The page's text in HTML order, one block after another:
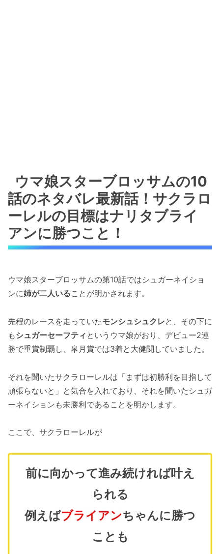
ウマ娘スターブロッサムの10
話のネタバレ最新話！サクラロ
ーレルの目標はナリタブライ
アンに勝つこと！
ウマ娘スターブロッサムの第10話ではシュガーネイショ
ンに姉が二人いることが明かされます。
先程のレースを走っていたモンシュシュクレと、その下に
もシュガーセーフティ というウマ娘がおり、デビュー2連
勝で重賞制覇し、皐月賞では3着と大健闘していました。
それを聞いたサクラローレルは「まずは初勝利を目指して
頑張らないと」と気合を入れており、それを聞いたシュガ
ーネイションも未勝利であることを明かします。
ここで、サクラローレルが
前に向かって進み続ければ叶え
られる
例えばブライアンちゃんに勝つ
ことも